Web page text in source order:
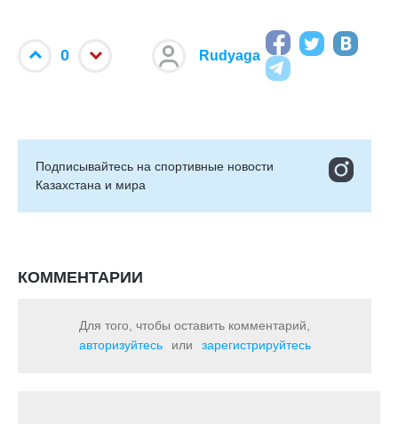
0 Rudyaga
Подписывайтесь на cпортивные новости
Казахстана и мира
КОММЕНТАРИИ
Для того, чтобы оставить комментарий,
авторизуйтесь
или зарегистрируйтесь